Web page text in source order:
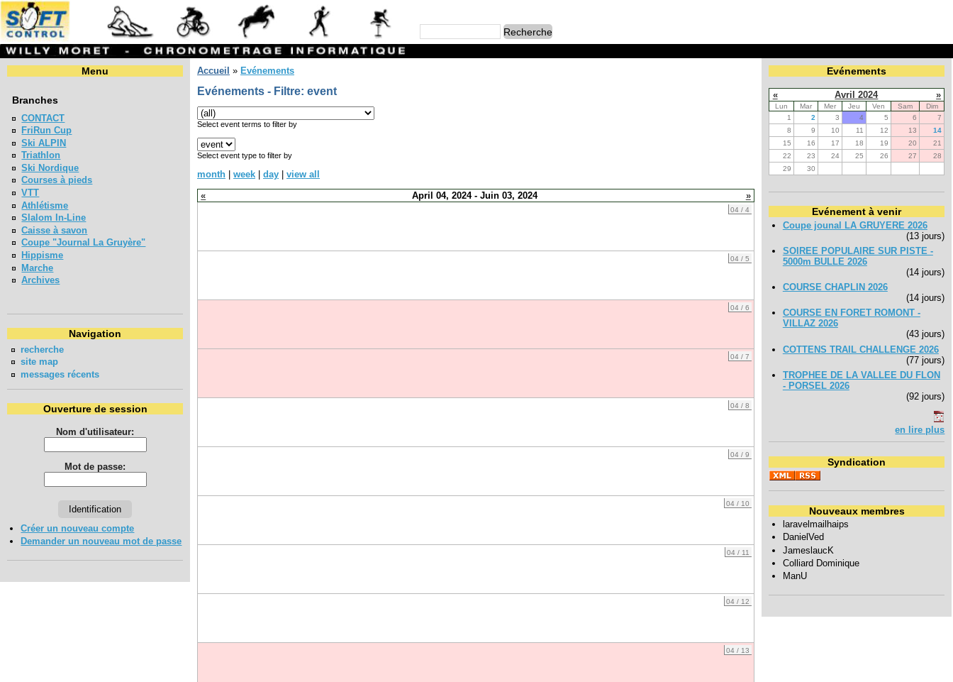
Menu
Branches
CONTACT
FriRun Cup
Ski ALPIN
Triathlon
Ski Nordique
Courses à pieds
VTT
Athlétisme
Slalom In-Line
Caisse à savon
Coupe "Journal La Gruyère"
Hippisme
Marche
Archives
Navigation
recherche
site map
messages récents
Ouverture de session
Nom d'utilisateur:
Mot de passe:
Créer un nouveau compte
Demander un nouveau mot de passe
Accueil » Evénements
Evénements - Filtre: event
Select event terms to filter by
Select event type to filter by
month week day
view all
«
April 04, 2024 - Juin 03, 2024 »
04 / 4
04 / 5
04 / 6
04 / 7
04 / 8
04 / 9
04 / 10
04 / 11
04 / 12
04 / 13
Evénements
« Avril 2024 »
Lun Mar Mer Jeu Ven Sam
Dim
1
2 3 4 5 6
7
8
9 10 11 12 13
14
15
16 17 18 19 20
21
22
23 24 25 26 27
28
29
30
Evénement à venir
Coupe jounal LA GRUYERE 2026
(13 jours)
SOIREE POPULAIRE SUR PISTE -
5000m BULLE 2026
(14 jours)
COURSE CHAPLIN 2026
(14 jours)
COURSE EN FORET ROMONT -
VILLAZ 2026
(43 jours)
COTTENS TRAIL CHALLENGE 2026
(77 jours)
TROPHEE DE LA VALLEE DU FLON
- PORSEL 2026
(92 jours)
en lire plus
Syndication
Nouveaux membres
laravelmailhaips
DanielVed
JameslaucK
Colliard Dominique
ManU